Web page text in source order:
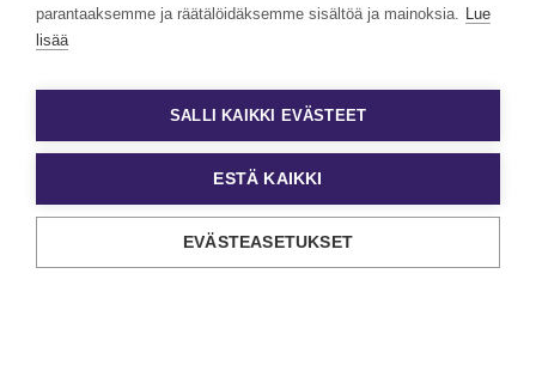
Eezyä. Toivomme hakemuksia kaikenlaisista taustoista
tulevilta päteviltä hakijoilta. Noudatamme aina tasa-
arvoista ja läpinäkyvää rekrytointiprosessia. Uskomme
parantaaksemme ja räätälöidäksemme sisältöä ja mainoksia. Lue
lisää
SALLI KAIKKI EVÄSTEET
ESTÄ KAIKKI
EVÄSTEASETUKSET